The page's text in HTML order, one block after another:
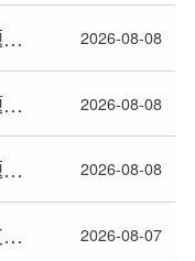
2026年江西省基础教育研究课题（含高校与协同提质专项研究课题）拟立项名单（三） 2026-08-08
2026年江西省基础教育研究课题（含高校与协同提质专项研究课题）拟立项名单（二） 2026-08-08
2026年江西省基础教育研究课题（含高校与协同提质专项研究课题）拟立项名单（一） 2026-08-08
2026年度全国博士后创新人才支持计划获选人员名单公布 2026-08-07